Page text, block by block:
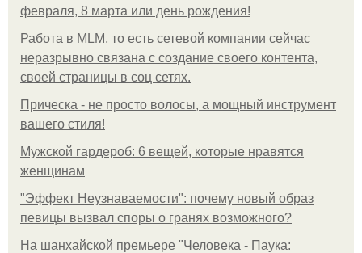
февраля, 8 марта или день рождения!
Работа в MLM, то есть сетевой компании сейчас
неразрывно связана с создание своего контента,
своей страницы в соц сетях.
Прическа - не просто волосы, а мощный инструмент
вашего стиля!
Мужской гардероб: 6 вещей, которые нравятся
женщинам
"Эффект Неузнаваемости": почему новый образ
певицы вызвал споры о гранях возможного?
На шанхайской премьере "Человека - Паука: